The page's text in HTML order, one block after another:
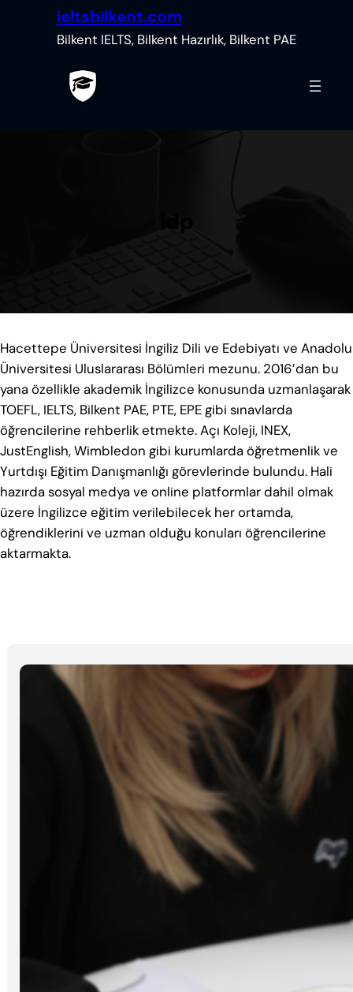
ieltsbilkent.com
Bilkent IELTS, Bilkent Hazırlık, Bilkent PAE
idp
Hacettepe Üniversitesi İngiliz Dili ve Edebiyatı ve Anadolu
Üniversitesi Uluslararası Bölümleri mezunu. 2016’dan bu
yana özellikle akademik İngilizce konusunda uzmanlaşarak
TOEFL, IELTS, Bilkent PAE, PTE, EPE gibi sınavlarda
öğrencilerine rehberlik etmekte. Açı Koleji, INEX,
JustEnglish, Wimbledon gibi kurumlarda öğretmenlik ve
Yurtdışı Eğitim Danışmanlığı görevlerinde bulundu. Hali
hazırda sosyal medya ve online platformlar dahil olmak
üzere İngilizce eğitim verilebilecek her ortamda,
öğrendiklerini ve uzman olduğu konuları öğrencilerine
aktarmakta.